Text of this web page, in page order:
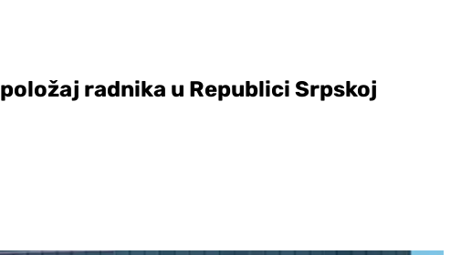
radnika u Republici Srpskoj